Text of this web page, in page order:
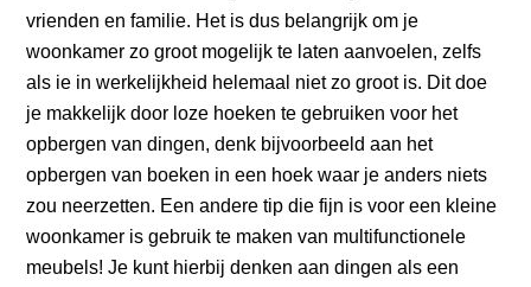
vrienden en familie. Het is dus belangrijk om je
woonkamer zo groot mogelijk te laten aanvoelen, zelfs
als ie in werkelijkheid helemaal niet zo groot is. Dit doe
je makkelijk door loze hoeken te gebruiken voor het
opbergen van dingen, denk bijvoorbeeld aan het
opbergen van boeken in een hoek waar je anders niets
zou neerzetten. Een andere tip die fijn is voor een kleine
woonkamer is gebruik te maken van multifunctionele
meubels! Je kunt hierbij denken aan dingen als een